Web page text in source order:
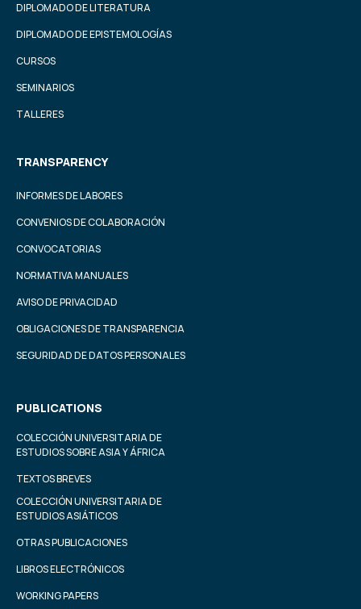
DIPLOMADO DE LITERATURA
DIPLOMADO DE EPISTEMOLOGÍAS
CURSOS
SEMINARIOS
TALLERES
TRANSPARENCY
INFORMES DE LABORES
CONVENIOS DE COLABORACIÓN
CONVOCATORIAS
NORMATIVA MANUALES
AVISO DE PRIVACIDAD
OBLIGACIONES DE TRANSPARENCIA
SEGURIDAD DE DATOS PERSONALES
PUBLICATIONS
COLECCIÓN UNIVERSITARIA DE
ESTUDIOS SOBRE ASIA Y ÁFRICA
TEXTOS BREVES
COLECCIÓN UNIVERSITARIA DE
ESTUDIOS ASIÁTICOS
OTRAS PUBLICACIONES
LIBROS ELECTRÓNICOS
WORKING PAPERS